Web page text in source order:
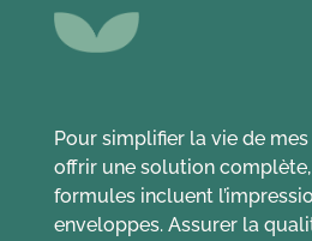
Pour simplifier la vie de
offrir une solution
formules incluent
enveloppes. Assurer la